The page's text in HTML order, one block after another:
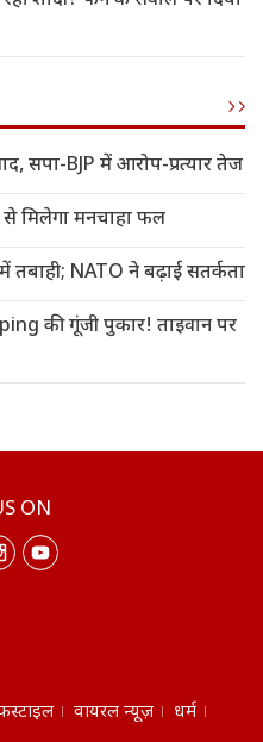
सपा-BJP में आरोप-प्रत्यार तेज
मिलेगा मनचाहा फल
NATO ने बढ़ाई सतर्कता
की गूंजी पुकार! ताइवान पर
ON
वायरल न्यूज़
धर्म